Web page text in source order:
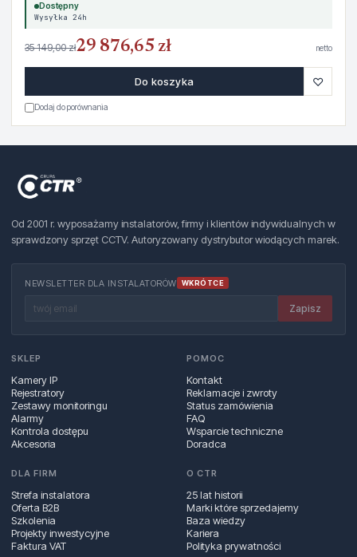
Dostępny
Wysyłka 24h
35 149,00 zł29 876,65 zł netto
Do koszyka ♡
Dodaj do porównania
Od 2001 r. wyposażamy instalatorów, firmy i klientów indywidualnych w
sprawdzony sprzęt CCTV. Autoryzowany dystrybutor wiodących marek.
NEWSLETTER DLA INSTALATORÓW WKRÓTCE
Zapisz
SKLEP
Kamery IP
Rejestratory
Zestawy monitoringu
Alarmy
Kontrola dostępu
Akcesoria
POMOC
Kontakt
Reklamacje i zwroty
Status zamówienia
FAQ
Wsparcie techniczne
Doradca
DLA FIRM
Strefa instalatora
Oferta B2B
Szkolenia
Projekty inwestycyjne
Faktura VAT
O CTR
25 lat historii
Marki które sprzedajemy
Baza wiedzy
Kariera
Polityka prywatności